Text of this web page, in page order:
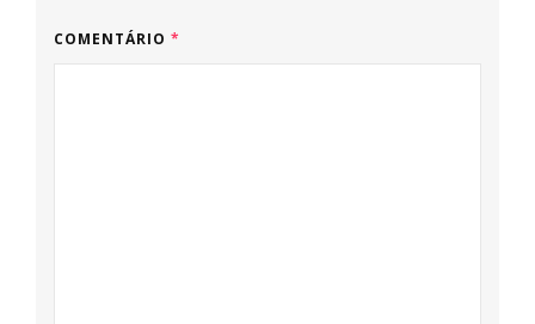
COMENTÁRIO *